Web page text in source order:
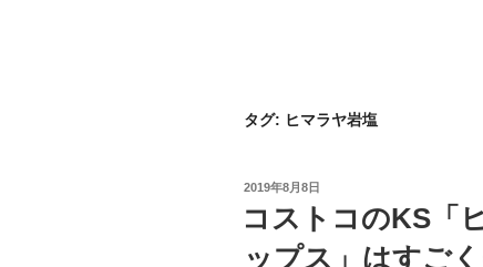
タグ: ヒマラヤ岩塩
投
日:
2019年8月8日
コストコのKS「
ップス」はすご